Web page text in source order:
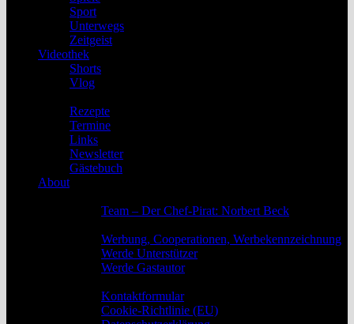
Sport
Unterwegs
Zeitgeist
Videothek
Shorts
Vlog
Rezepte
Termine
Links
Newsletter
Gästebuch
About
Team – Der Chef-Pirat: Norbert Beck
Werbung, Cooperationen, Werbekennzeichnung
Werde Unterstützer
Werde Gastautor
Kontaktformular
Cookie-Richtlinie (EU)